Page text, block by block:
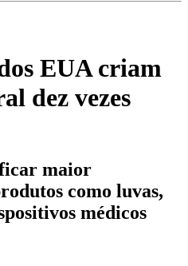
EUA criam
dez vezes
maior
como luvas,
médicos